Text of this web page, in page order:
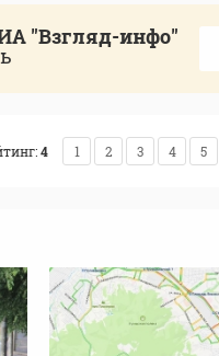
"Взгляд-инфо"
4 1 2 3 4 5